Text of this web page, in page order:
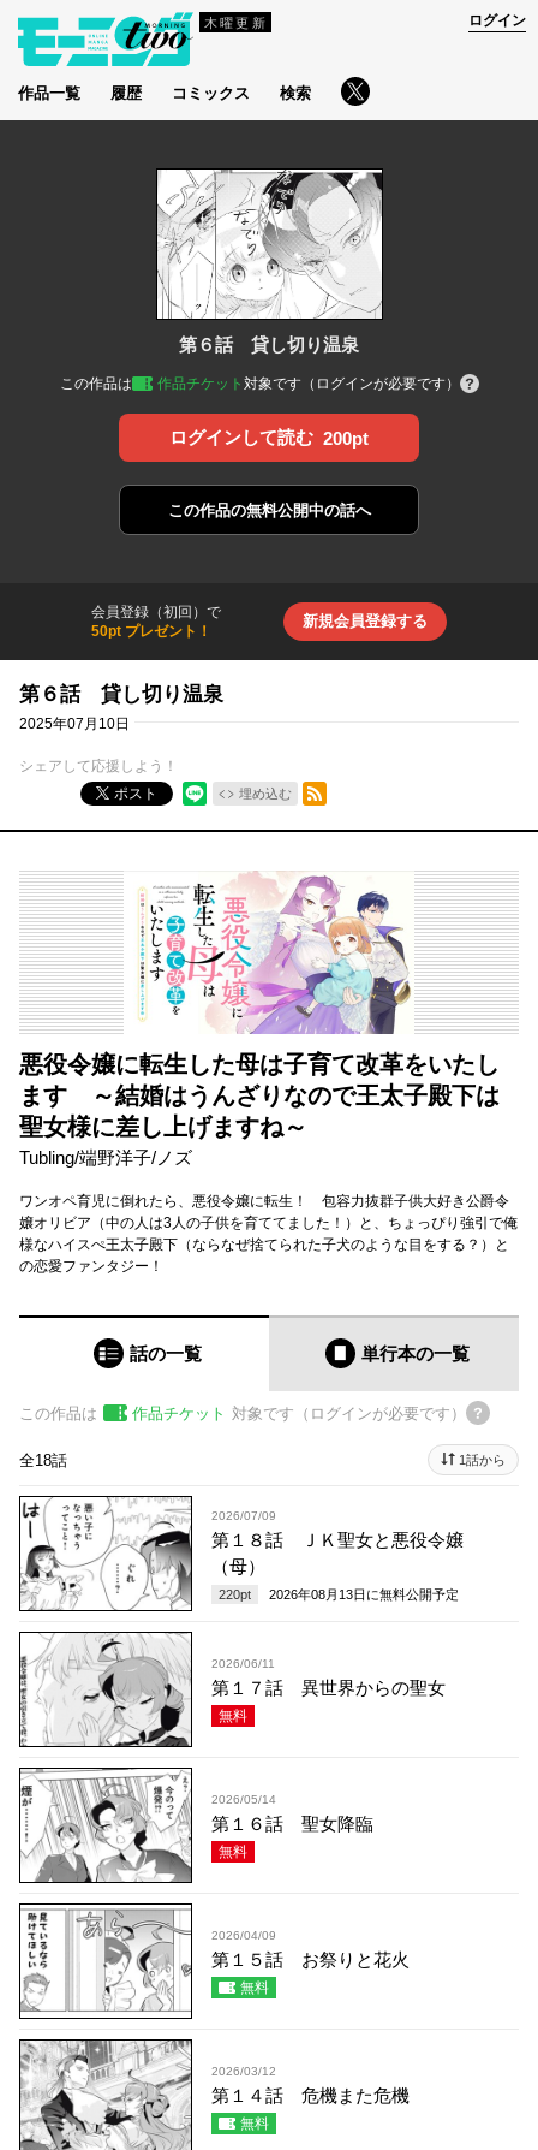
木曜更新
作品一覧 履歴 コミックス 検索
ログイン
第６話 貸し切り温泉
この作品は 作品チケット 対象です（ログインが必要です）
ログインして読む 200pt
この作品の無料公開中の話へ
会員登録（初回）で
50pt プレゼント！
新規会員登録する
第６話 貸し切り温泉
2025年07月10日
シェアして応援しよう！
ポスト
埋め込む
RSSフィード
悪役令嬢に転生した母は子育て改革をいたし
ます ～結婚はうんざりなので王太子殿下は
聖女様に差し上げますね～
Tubling/端野洋子/ ノズ
ワンオペ育児に倒れたら、悪役令嬢に転生！ 包容力抜群子供大好き公爵令
嬢オリビア（中の人は3人の子供を育ててました！）と、ちょっぴり強引で俺
様なハイスぺ王太子殿下（ならなぜ捨てられた子犬のような目をする？）と
の恋愛ファンタジー！
話の一覧 単行本の一覧
この作品は 作品チケット 対象です（ログインが必要です）
全18話 1話から
2026/07/09
第１８話 ＪＫ聖女と悪役令嬢
（母）
220pt 2026年08月13日 に無料公開予定
2026/06/11
第１７話 異世界からの聖女
無料
2026/05/14
第１６話 聖女降臨
無料
2026/04/09
第１５話 お祭りと花火
無料
2026/03/12
第１４話 危機また危機
無料